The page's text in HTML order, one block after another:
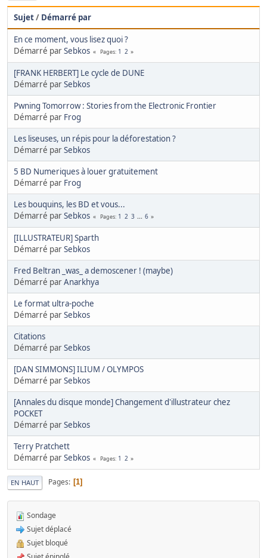
Sujet/ Démarré par
En ce moment, vous lisez quoi ?
Démarré parSebkos Pages 1 2
[FRANK HERBERT] Le cycle de DUNE
Démarré parSebkos
Pwning Tomorrow : Stories from the Electronic Frontier
Démarré par Frog
Les liseuses, un répis pour la déforestation ?
Démarré parSebkos
5 BD Numeriques à louer gratuitement
Démarré par Frog
Les bouquins, les BD et vous...
Démarré parSebkos Pages 1 2 3 ... 6
[ILLUSTRATEUR] Sparth
Démarré parSebkos
Fred Beltran _was_ a demoscener ! (maybe)
Démarré parAnarkhya
Le format ultra-poche
Démarré parSebkos
Citations
Démarré parSebkos
[DAN SIMMONS] ILIUM / OLYMPOS
Démarré parSebkos
[Annales du disque monde] Changement d'illustrateur chez
POCKET
Démarré parSebkos
Terry Pratchett
Démarré parSebkos Pages 1 2
EN HAUT Pages 1
Sondage
Sujet déplacé
Sujet bloqué